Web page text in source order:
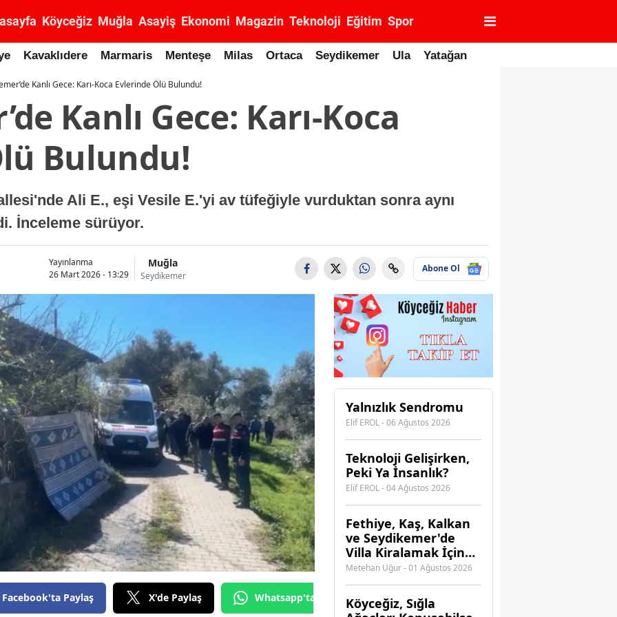
Köyceğiz Muğla Asayiş Ekonomi Magazin Teknoloji Eğitim Spor
Kavaklıdere Marmaris Menteşe Milas Ortaca Seydikemer Ula Yatağan
Kanlı Gece: Karı-Koca Evlerinde Ölü Bulundu!
Kanlı Gece: Karı-Koca
Bulundu!
Ali E., eşi Vesile E.'yi av tüfeğiyle vurduktan sonra aynı
İnceleme sürüyor.
Yayınlanma
26 Mart 2026 - 13:29
Muğla
Seydikemer
Abone Ol
Facebook'ta Paylaş X'de Paylaş Whatsapp'tan Gönder
Yalnızlık Sendromu
Elif EROL - 06 Ağustos 2026
Teknoloji Gelişirken,
Peki Ya İnsanlık?
Elif EROL - 04 Ağustos 2026
Fethiye, Kaş, Kalkan
ve Seydikemer'de
Villa Kiralamak İçin
Hangi Acenteye
Güvenebilirsiniz?
Metehan Uğur - 01 Ağustos 2026
Köyceğiz, Sığla